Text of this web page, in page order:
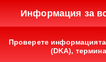
Информация за
Проверете
(DKA),